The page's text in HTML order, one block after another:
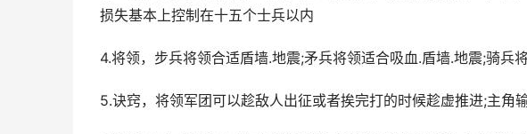
损失基本上控制在十五个士兵以内
4.将领，步兵将领合适盾墙.地震;矛兵将领适合吸血.盾墙.地震;骑兵
5.诀窍，将领军团可以趁敌人出征或者挨完打的时候趁虚推进;主角